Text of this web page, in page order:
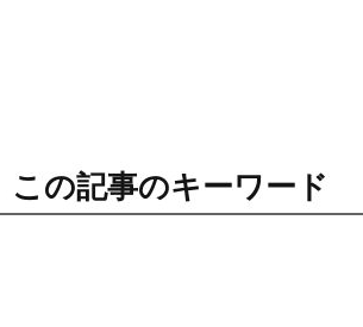
この記事のキーワード